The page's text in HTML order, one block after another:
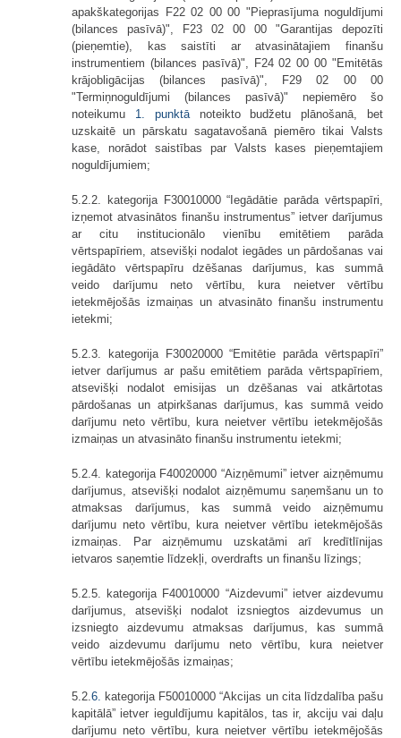
apakškategorijas F22 02 00 00 "Pieprasījuma noguldījumi
(bilances pasīvā)", F23 02 00 00 "Garantijas depozīti
(pieņemtie), kas saistīti ar atvasinātajiem finanšu
instrumentiem (bilances pasīvā)", F24 02 00 00 "Emitētās
krājobligācijas (bilances pasīvā)", F29 02 00 00
"Termiņnoguldījumi (bilances pasīvā)" nepiemēro šo
noteikumu 1. punktānoteikto budžetu plānošanā, bet
uzskaitē un pārskatu sagatavošanā piemēro tikai Valsts
kase, norādot saistības par Valsts kases pieņemtajiem
noguldījumiem;
5.2.2. kategorija F30010000 “Iegādātie parāda vērtspapīri,
izņemot atvasinātos finanšu instrumentus” ietver darījumus
ar citu institucionālo vienību emitētiem parāda
vērtspapīriem, atsevišķi nodalot iegādes un pārdošanas vai
iegādāto vērtspapīru dzēšanas darījumus, kas summā
veido darījumu neto vērtību, kura neietver vērtību
ietekmējošās izmaiņas un atvasināto finanšu instrumentu
ietekmi;
5.2.3. kategorija F30020000 “Emitētie parāda vērtspapīri”
ietver darījumus ar pašu emitētiem parāda vērtspapīriem,
atsevišķi nodalot emisijas un dzēšanas vai atkārtotas
pārdošanas un atpirkšanas darījumus, kas summā veido
darījumu neto vērtību, kura neietver vērtību ietekmējošās
izmaiņas un atvasināto finanšu instrumentu ietekmi;
5.2.4. kategorija F40020000 “Aizņēmumi” ietver aizņēmumu
darījumus, atsevišķi nodalot aizņēmumu saņemšanu un to
atmaksas darījumus, kas summā veido aizņēmumu
darījumu neto vērtību, kura neietver vērtību ietekmējošās
izmaiņas. Par aizņēmumu uzskatāmi arī kredītlīnijas
ietvaros saņemtie līdzekļi, overdrafts un finanšu līzings;
5.2.5. kategorija F40010000 “Aizdevumi” ietver aizdevumu
darījumus, atsevišķi nodalot izsniegtos aizdevumus un
izsniegto aizdevumu atmaksas darījumus, kas summā
veido aizdevumu darījumu neto vērtību, kura neietver
vērtību ietekmējošās izmaiņas;
5.2. 6.
kategorija F50010000 “Akcijas un cita līdzdalība pašu
kapitālā” ietver ieguldījumu kapitālos, tas ir, akciju vai daļu
darījumu neto vērtību, kura neietver vērtību ietekmējošās